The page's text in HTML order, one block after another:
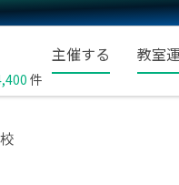
件
主催する 教室